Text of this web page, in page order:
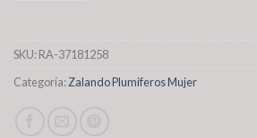
SKU:RA-37181258
Categoría:Zalando Plumiferos Mujer